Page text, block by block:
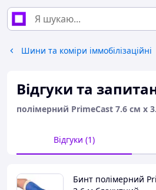
Шини та коміри іммобілізаційні
Відгуки та
полімерний PrimeCast 7.6 см х
Відгуки (1)
Бинт полімерний